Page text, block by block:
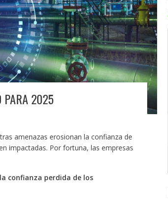
PARA 2025
amenazas erosionan la confianza de
impactadas. Por fortuna, las empresas
confianza perdida de los